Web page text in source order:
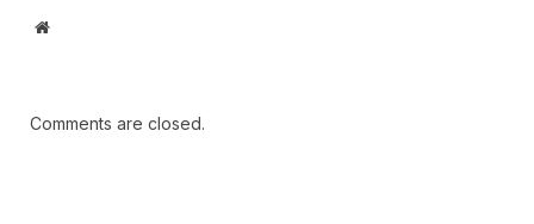
Website
Comments are closed.